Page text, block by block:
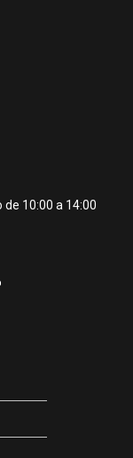
de 10:00 a 14:00